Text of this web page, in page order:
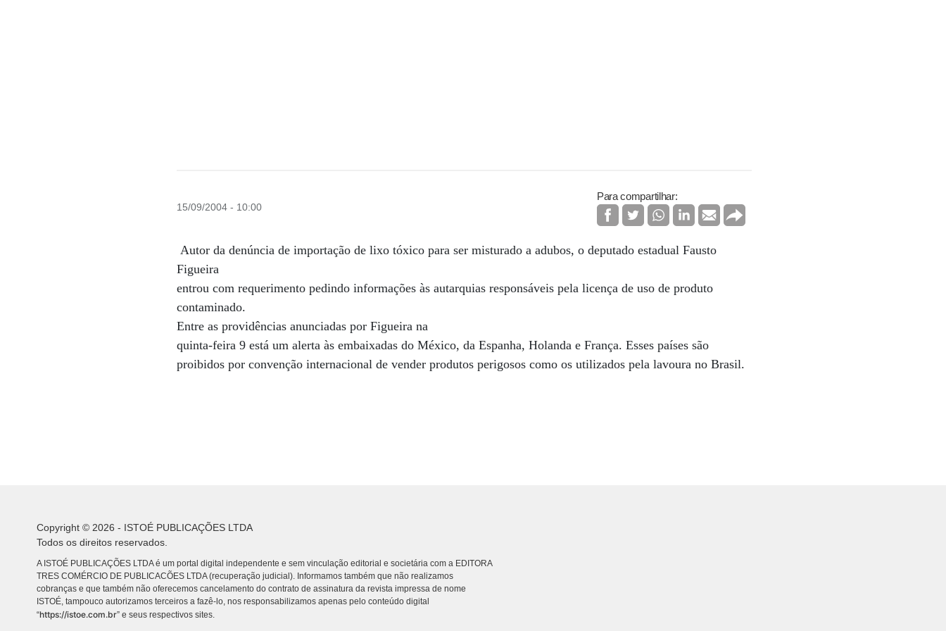
15/09/2004 - 10:00
Para compartilhar:
Autor da denúncia de importação de lixo tóxico para ser misturado a adubos, o deputado estadual Fausto
Figueira
entrou com requerimento pedindo informações às autarquias responsáveis pela licença de uso de produto
contaminado.
Entre as providências anunciadas por Figueira na
quinta-feira 9 está um alerta às embaixadas do México, da Espanha, Holanda e França. Esses países são
proibidos por convenção internacional de vender produtos perigosos como os utilizados pela lavoura no Brasil.
Copyright © 2026 - ISTOÉ PUBLICAÇÕES LTDA
Todos os direitos reservados.
A ISTOÉ PUBLICAÇÕES LTDA é um portal digital independente e sem vinculação editorial e societária com a EDITORA
TRES COMÉRCIO DE PUBLICACÕES LTDA (recuperação judicial). Informamos também que não realizamos
cobranças e que também não oferecemos cancelamento do contrato de assinatura da revista impressa de nome
ISTOÉ, tampouco autorizamos terceiros a fazê-lo, nos responsabilizamos apenas pelo conteúdo digital
“https://istoe.com.br” e seus respectivos sites.